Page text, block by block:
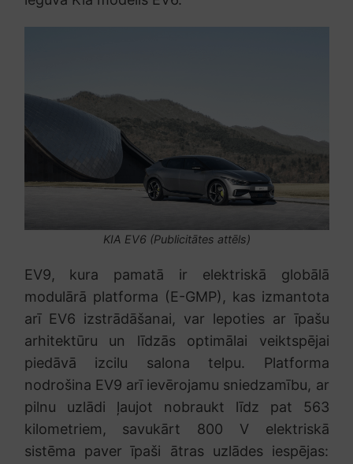
KIA EV6 (Publicitātes attēls)
EV9, kura pamatā ir elektriskā globālā
modulārā platforma (E-GMP), kas izmantota
arī EV6 izstrādāšanai, var lepoties ar īpašu
arhitektūru un līdzās optimālai veiktspējai
piedāvā izcilu salona telpu. Platforma
nodrošina EV9 arī ievērojamu sniedzamību, ar
pilnu uzlādi ļaujot nobraukt līdz pat 563
kilometriem, savukārt 800 V elektriskā
sistēma paver īpaši ātras uzlādes iespējas: